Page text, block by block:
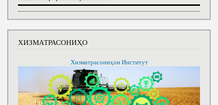
ХИЗМАТРАСОНИҲО
Хизматрасониҳои Институт